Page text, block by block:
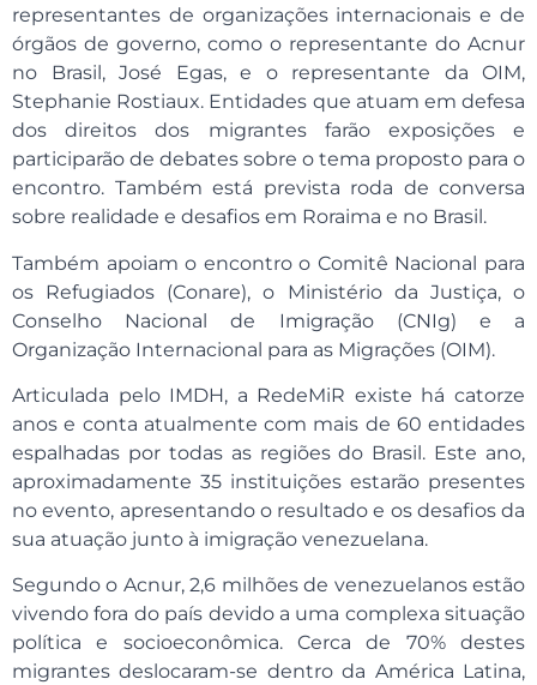
representantes de organizações internacionais e de
órgãos de governo, como o representante do Acnur
no Brasil, José Egas, e o representante da OIM,
Stephanie Rostiaux. Entidades que atuam em defesa
dos direitos dos migrantes farão exposições e
participarão de debates sobre o tema proposto para o
encontro. Também está prevista roda de conversa
sobre realidade e desafios em Roraima e no Brasil.
Também apoiam o encontro o Comitê Nacional para
os Refugiados (Conare), o Ministério da Justiça, o
Conselho Nacional de Imigração (CNIg) e a
Organização Internacional para as Migrações (OIM).
Articulada pelo IMDH, a RedeMiR existe há catorze
anos e conta atualmente com mais de 60 entidades
espalhadas por todas as regiões do Brasil. Este ano,
aproximadamente 35 instituições estarão presentes
no evento, apresentando o resultado e os desafios da
sua atuação junto à imigração venezuelana.
Segundo o Acnur, 2,6 milhões de venezuelanos estão
vivendo fora do país devido a uma complexa situação
política e socioeconômica. Cerca de 70% destes
migrantes deslocaram-se dentro da América Latina,